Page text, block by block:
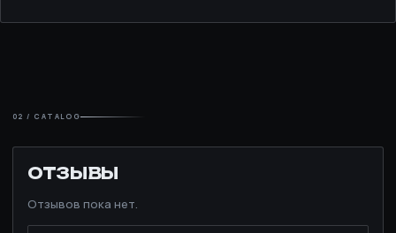
02 / CATALOG
ОТЗЫВЫ
Отзывов пока нет.